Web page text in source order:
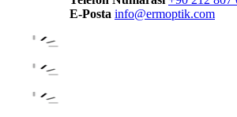
E-Posta info@ermoptik.com